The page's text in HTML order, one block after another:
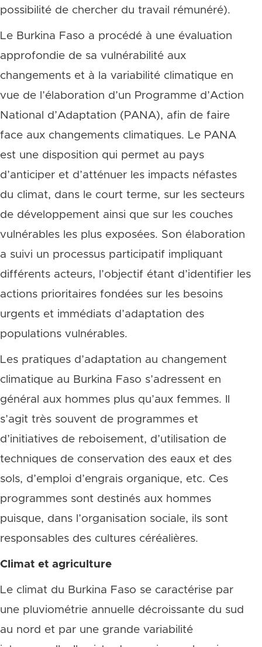
possibilité de chercher du travail rémunéré).
Le Burkina Faso a procédé à une évaluation
approfondie de sa vulnérabilité aux
changements et à la variabilité climatique en
vue de l’élaboration d’un Programme d’Action
National d’Adaptation (PANA), afin de faire
face aux changements climatiques. Le PANA
est une disposition qui permet au pays
d’anticiper et d’atténuer les impacts néfastes
du climat, dans le court terme, sur les secteurs
de développement ainsi que sur les couches
vulnérables les plus exposées. Son élaboration
a suivi un processus participatif impliquant
différents acteurs, l’objectif étant d’identifier les
actions prioritaires fondées sur les besoins
urgents et immédiats d’adaptation des
populations vulnérables.
Les pratiques d’adaptation au changement
climatique au Burkina Faso s’adressent en
général aux hommes plus qu’aux femmes. Il
s’agit très souvent de programmes et
d’initiatives de reboisement, d’utilisation de
techniques de conservation des eaux et des
sols, d’emploi d’engrais organique, etc. Ces
programmes sont destinés aux hommes
puisque, dans l’organisation sociale, ils sont
responsables des cultures céréalières.
Climat et agriculture
Le climat du Burkina Faso se caractérise par
une pluviométrie annuelle décroissante du sud
au nord et par une grande variabilité